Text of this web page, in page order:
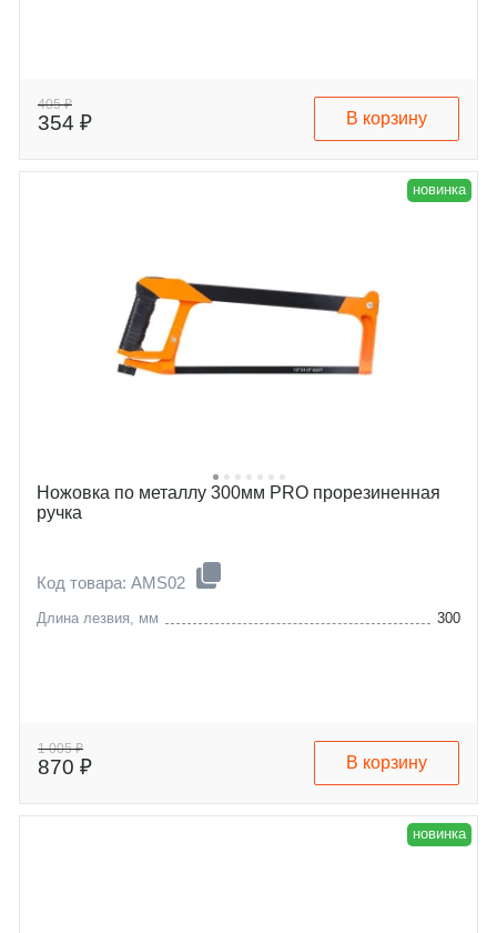
405 ₽
354 ₽ В корзину
новинка
Ножовка по металлу 300мм PRO прорезиненная
ручка
Код товара: AMS02
Длина лезвия, мм 300
1 005 ₽
870 ₽ В корзину
новинка